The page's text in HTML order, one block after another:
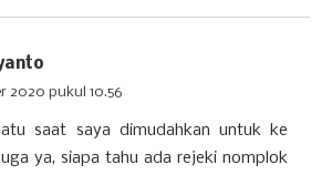
2020 pukul 10.56
saat saya dimudahkan untuk ke
ya, siapa tahu ada rejeki nomplok